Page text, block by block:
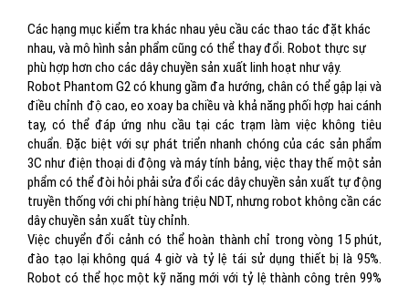
Các hạng mục kiểm tra khác nhau yêu cầu các thao tác đặt khác
nhau, và mô hình sản phẩm cũng có thể thay đổi. Robot thực sự
phù hợp hơn cho các dây chuyền sản xuất linh hoạt như vậy.
Robot Phantom G2 có khung gầm đa hướng, chân có thể gập lại và
điều chỉnh độ cao, eo xoay ba chiều và khả năng phối hợp hai cánh
tay, có thể đáp ứng nhu cầu tại các trạm làm việc không tiêu
chuẩn. Đặc biệt với sự phát triển nhanh chóng của các sản phẩm
3C như điện thoại di động và máy tính bảng, việc thay thế một sản
phẩm có thể đòi hỏi phải sửa đổi các dây chuyền sản xuất tự động
truyền thống với chi phí hàng triệu NDT, nhưng robot không cần các
dây chuyền sản xuất tùy chỉnh.
Việc chuyển đổi cảnh có thể hoàn thành chỉ trong vòng 15 phút,
đào tạo lại không quá 4 giờ và tỷ lệ tái sử dụng thiết bị là 95%.
Robot có thể học một kỹ năng mới với tỷ lệ thành công trên 99%